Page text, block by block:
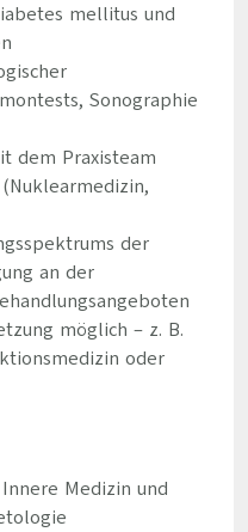
mellitus und
Sonographie
dem Praxisteam
der
an der
möglich – z. B.
oder
Medizin und